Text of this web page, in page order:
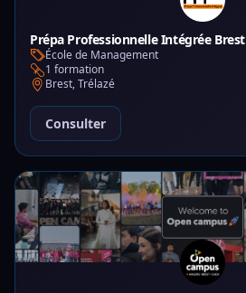
Prépa Professionnelle Intégrée Brest
École de Management
1 formation
Brest, Trélazé
Consulter